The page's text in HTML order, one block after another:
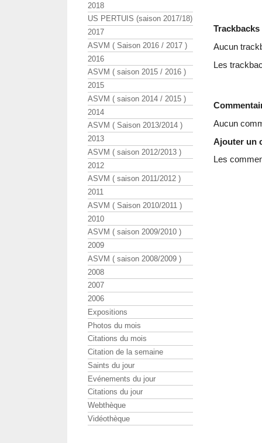
Trackbacks
Aucun
Les
Aucun
Ajouter un
Les
2018
US PERTUIS (saison 2017/18)
2017
ASVM ( Saison 2016 / 2017 )
2016
ASVM ( saison 2015 / 2016 )
2015
ASVM ( saison 2014 / 2015 )
2014
ASVM ( Saison 2013/2014 )
2013
ASVM ( saison 2012/2013 )
2012
ASVM ( saison 2011/2012 )
2011
ASVM ( Saison 2010/2011 )
2010
ASVM ( saison 2009/2010 )
2009
ASVM ( saison 2008/2009 )
2008
2007
2006
Expositions
Photos du mois
Citations du mois
Citation de la semaine
Saints du jour
Evénements du jour
Citations du jour
Webthèque
Vidéothèque